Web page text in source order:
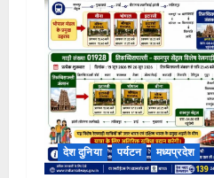
देश दुनिया पर्यटन मध्यप्रदेश